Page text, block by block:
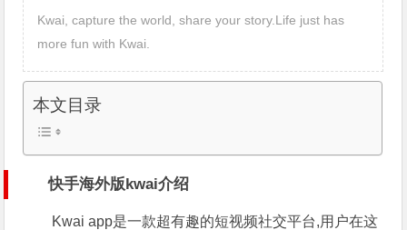
Kwai, capture the world, share your story.Life just has
more fun with Kwai.
本文目录
快手海外版kwai介绍
Kwai app是一款超有趣的短视频社交平台,用户在这